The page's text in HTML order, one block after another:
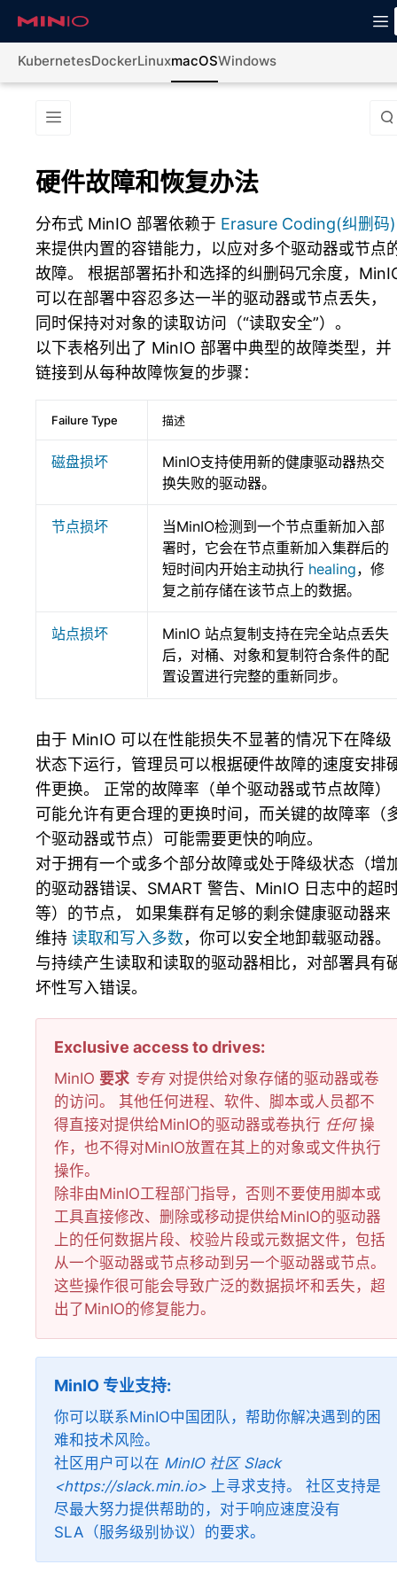
KubernetesDockerLinuxmacOSWindows
硬件故障和恢复办法
分布式 MinIO 部署依赖于 Erasure Coding(纠删码)
来提供内置的容错能力，以应对多个驱动器或节点
故障。 根据部署拓扑和选择的纠删码冗余度，
可以在部署中容忍多达一半的驱动器或节点丢失，
同时保持对对象的读取访问（“读取安全”）。
以下表格列出了 MinIO 部署中典型的故障类型，并
链接到从每种故障恢复的步骤：
Failure Type 描述
磁盘损坏
MinIO支持使用新的健康驱动器热交
换失败的驱动器。
节点损坏
当MinIO检测到一个节点重新加入部
署时，它会在节点重新加入集群后的
短时间内开始主动执行 healing，修
复之前存储在该节点上的数据。
站点损坏
MinIO 站点复制支持在完全站点丢失
后，对桶、对象和复制符合条件的配
置设置进行完整的重新同步。
由于 MinIO 可以在性能损失不显著的情况下在降级
状态下运行，管理员可以根据硬件故障的速度安排
件更换。 正常的故障率（单个驱动器或节点故障）
可能允许有更合理的更换时间，而关键的故障率（
个驱动器或节点）可能需要更快的响应。
对于拥有一个或多个部分故障或处于降级状态（增
的驱动器错误、SMART 警告、MinIO 日志中的超
等）的节点， 如果集群有足够的剩余健康驱动器来
维持 读取和写入多数，你可以安全地卸载驱动器。
与持续产生读取和读取的驱动器相比，对部署具有
坏性写入错误。
Exclusive access to drives
MinIO 要求 专有对提供给对象存储的驱动器或卷
的访问。 其他任何进程、软件、脚本或人员都不
得直接对提供给MinIO的驱动器或卷执行 任何操
作，也不得对MinIO放置在其上的对象或文件执行
操作。
除非由MinIO工程部门指导，否则不要使用脚本或
工具直接修改、删除或移动提供给MinIO的驱动器
上的任何数据片段、校验片段或元数据文件，包括
从一个驱动器或节点移动到另一个驱动器或节点。
这些操作很可能会导致广泛的数据损坏和丢失，超
出了MinIO的修复能力。
MinIO 专业支持
你可以联系MinIO中国团队，帮助你解决遇到的困
难和技术风险。
社区用户可以在 MinIO 社区 Slack
<https://slack.min.io> 上寻求支持。 社区支持是
尽最大努力提供帮助的，对于响应速度没有
SLA（服务级别协议）的要求。